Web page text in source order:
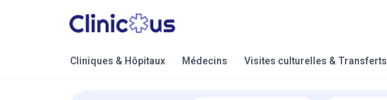
Cliniques & Hôpitaux Médecins Visites culturelles & Transferts